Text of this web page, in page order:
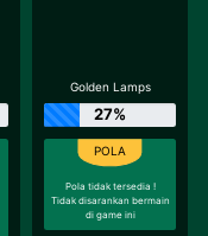
Golden Lamps
27%
Pola tidak tersedia !
Tidak disarankan bermain
di game ini